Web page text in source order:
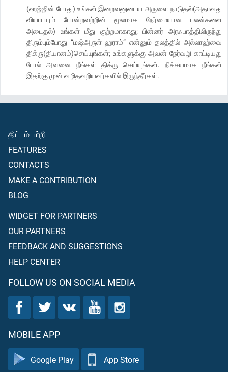
(ஹஜ்ஜின் போது) உங்கள் இறைவனுடைய அருளை நாடுதல்(அதாவது
வியாபாரம் போன்றவற்றின் மூலமாக நேர்மையான பலன்களை
அடைதல்) உங்கள் மீது குற்றமாகாது; பின்னர் அரஃபாத்திலிருந்து
திரும்பும்போது “மஷ்அருள் ஹராம்” என்னும் தலத்தில் அல்லாஹ்வை
திக்ரு(தியானம்)செய்யுங்கள்; உங்களுக்கு அவன் நேர்வழி காட்டியது
போல் அவனை நீங்கள் திக்ரு செய்யுங்கள். நிச்சயமாக நீங்கள்
இதற்கு முன் வழிதவறியவர்களில் இருந்தீர்கள்.
திட்டம் பற்றி
FEATURES
CONTACTS
MAKE A CONTRIBUTION
BLOG
WIDGET FOR PARTNERS
OUR PARTNERS
FEEDBACK AND SUGGESTIONS
HELP CENTER
FOLLOW US ON SOCIAL MEDIA
MOBILE APP
Google Play App Store